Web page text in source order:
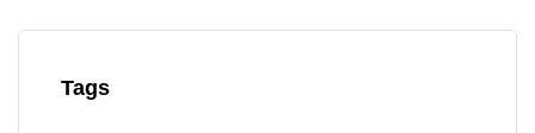
Tags